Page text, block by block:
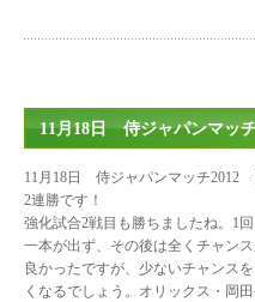
11月18日 侍ジャパンマッ
11月18日 侍ジャパンマッチ2012
2連勝です！
強化試合2戦目も勝ちましたね。1
一本が出ず、その後は全くチャン
良かったですが、少ないチャンス
くなるでしょう。オリックス・岡